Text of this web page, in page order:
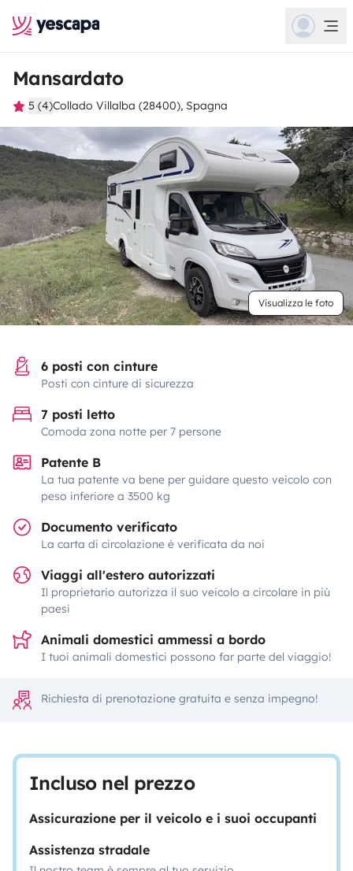
Mansardato
5 (4)Collado Villalba (28400), Spagna
Visualizza le foto
6 posti con cinture
Posti con cinture di sicurezza
7 posti letto
Comoda zona notte per 7 persone
Patente B
La tua patente va bene per guidare questo veicolo con
peso inferiore a 3500 kg
Documento verificato
La carta di circolazione è verificata da noi
Viaggi all'estero autorizzati
Il proprietario autorizza il suo veicolo a circolare in più
paesi
Animali domestici ammessi a bordo
I tuoi animali domestici possono far parte del viaggio!
Richiesta di prenotazione gratuita e senza impegno!
Incluso nel prezzo
Assicurazione per il veicolo e i suoi occupanti
Assistenza stradale